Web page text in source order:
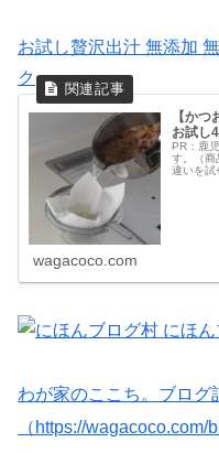
お試し贅沢出汁 無添加
ク
【か
お試し
PR：鹿
す。（商
違いを試
wagacoco.com
わが家のここち。ブログ
（https://wagacoco.com/